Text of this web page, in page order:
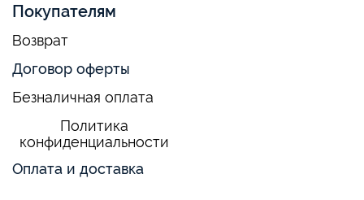
Покупателям
Возврат
Договор оферты
Безналичная оплата
Политика
конфиденциальности
Оплата и доставка